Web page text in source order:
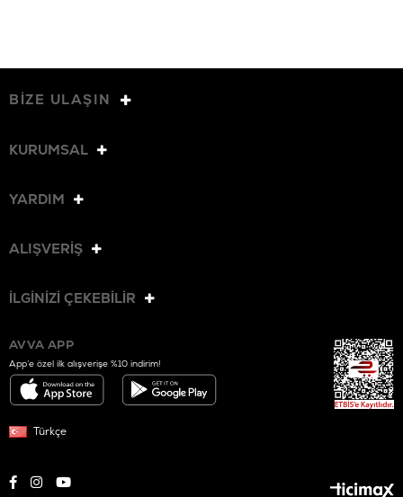
BİZE ULAŞIN
KURUMSAL
YARDIM
ALIŞVERİŞ
İLGİNİZİ ÇEKEBİLİR
AVVA APP
App’e özel ilk alışverişe %10 indirim!
Türkçe